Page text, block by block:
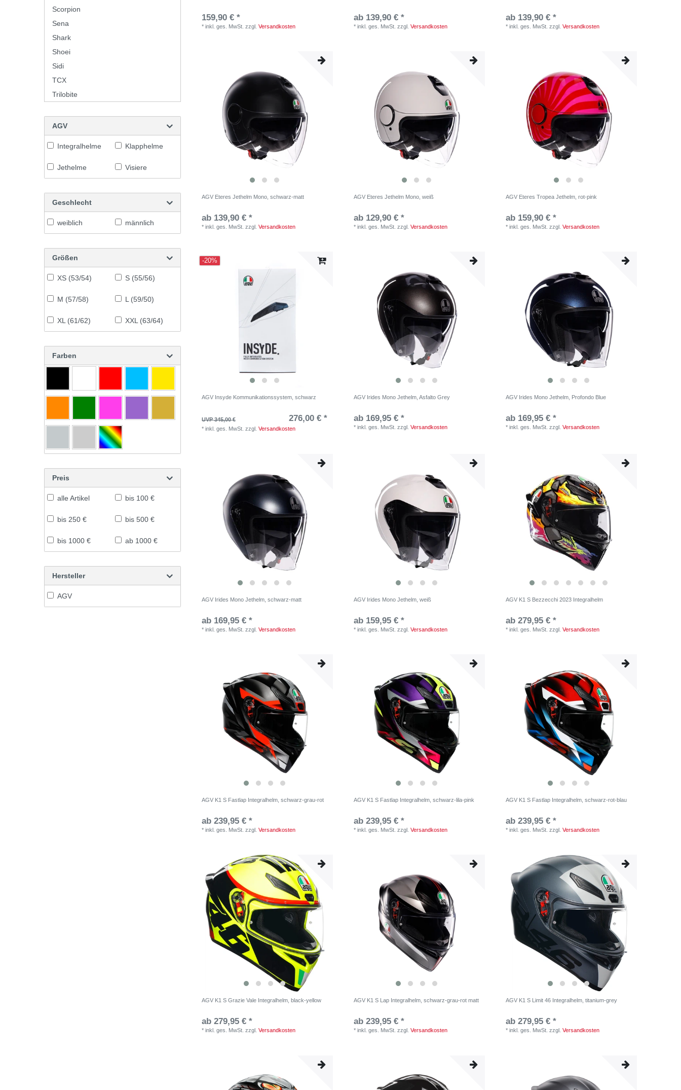
Scorpion
Sena
Shark
Shoei
Sidi
TCX
Trilobite
AGV
Integralhelme Klapphelme
Jethelme Visiere
Geschlecht
weiblich männlich
Größen
XS (53/54) S (55/56)
M (57/58) L (59/50)
XL (61/62) XXL (63/64)
Farben
Preis
alle Artikel bis 100 €
bis 250 € bis 500 €
bis 1000 € ab 1000 €
Hersteller
AGV
159,90 € *
*inkl. ges. MwSt. zzgl.Versandkosten
ab 139,90 € *
*inkl. ges. MwSt. zzgl.Versandkosten
ab 139,90 € *
*inkl. ges. MwSt. zzgl.Versandkosten
AGV Eteres Jethelm Mono, schwarz-matt
ab 139,90 € *
*inkl. ges. MwSt. zzgl.Versandkosten
AGV Eteres Jethelm Mono, weiß
ab 129,90 € *
*inkl. ges. MwSt. zzgl.Versandkosten
AGV Eteres Tropea Jethelm, rot-pink
ab 159,90 € *
*inkl. ges. MwSt. zzgl.Versandkosten
-20%
AGV Insyde Kommunikationssystem, schwarz
UVP 345,00 € 276,00 € *
*inkl. ges. MwSt. zzgl.Versandkosten
AGV Irides Mono Jethelm, Asfalto Grey
ab 169,95 € *
*inkl. ges. MwSt. zzgl.Versandkosten
AGV Irides Mono Jethelm, Profondo Blue
ab 169,95 € *
*inkl. ges. MwSt. zzgl.Versandkosten
AGV Irides Mono Jethelm, schwarz-matt
ab 169,95 € *
*inkl. ges. MwSt. zzgl.Versandkosten
AGV Irides Mono Jethelm, weiß
ab 159,95 € *
*inkl. ges. MwSt. zzgl.Versandkosten
AGV K1 S Bezzecchi 2023 Integralhelm
ab 279,95 € *
*inkl. ges. MwSt. zzgl.Versandkosten
AGV K1 S Fastlap Integralhelm, schwarz-grau-rot
ab 239,95 € *
*inkl. ges. MwSt. zzgl.Versandkosten
AGV K1 S Fastlap Integralhelm, schwarz-lila-pink
ab 239,95 € *
*inkl. ges. MwSt. zzgl.Versandkosten
AGV K1 S Fastlap Integralhelm, schwarz-rot-blau
ab 239,95 € *
*inkl. ges. MwSt. zzgl.Versandkosten
AGV K1 S Grazie Vale Integralhelm, black-yellow
ab 279,95 € *
*inkl. ges. MwSt. zzgl.Versandkosten
AGV K1 S Lap Integralhelm, schwarz-grau-rot matt
ab 239,95 € *
*inkl. ges. MwSt. zzgl.Versandkosten
AGV K1 S Limit 46 Integralhelm, titanium-grey
ab 279,95 € *
*inkl. ges. MwSt. zzgl.Versandkosten